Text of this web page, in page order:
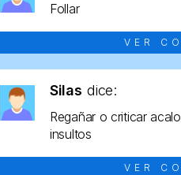
Follar
VER
Silas dice:
Regañar o criticar
insultos
VER